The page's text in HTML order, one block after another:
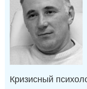
Кризисный